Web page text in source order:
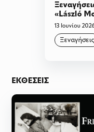
«László
Play»
13 Ιουνίου
Ξεναγήσεις
ΕΚΘΈΣΕΙΣ